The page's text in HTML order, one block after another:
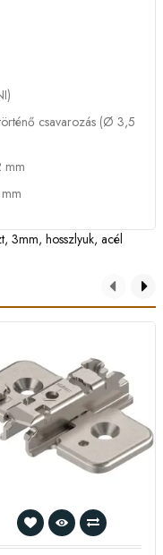
csavarozás (Ø 3,5
mm
, 3mm, hosszlyuk, acél